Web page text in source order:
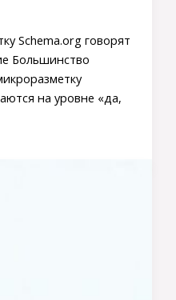
Schema.org говорят
Большинство
на уровне «да,